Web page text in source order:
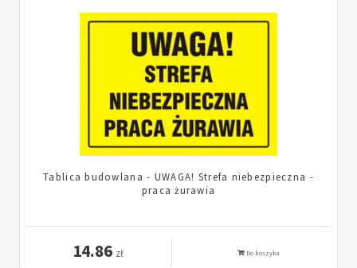
Tablica budowlana - UWAGA! Strefa niebezpieczna -
praca żurawia
14.86 zł Do koszyka